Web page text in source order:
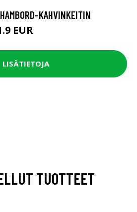
KAHVINKEITIN
EUR
LISÄTIETOJA
TUOTTEET